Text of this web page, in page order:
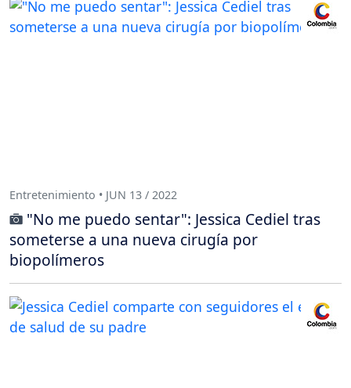
Entretenimiento • JUN 13 / 2022
"No me puedo sentar": Jessica Cediel tras
someterse a una nueva cirugía por
biopolímeros